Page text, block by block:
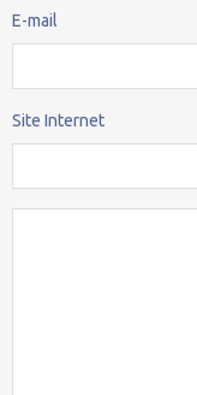
E-mail
Site Internet